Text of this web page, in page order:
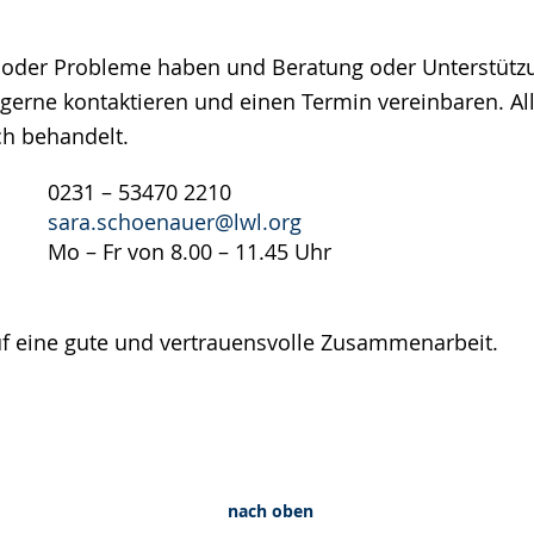
Probleme haben und Beratung oder
kontaktieren und einen Termin vereinbaren.
behandelt.
0231 – 53470 2210
sara.schoenauer@lwl.org
Mo – Fr von 8.00 – 11.45 Uhr
eine gute und vertrauensvolle Zusammenarbeit.
nach oben